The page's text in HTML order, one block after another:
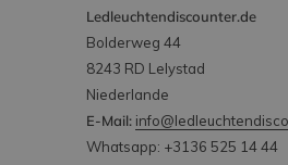
Ledleuchtendiscounter.de
Bolderweg 44
8243 RD Lelystad
Niederlande
E-Mail:
Whatsapp: +3136 525 14 44